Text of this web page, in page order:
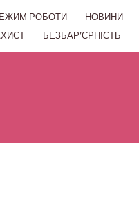
РОБОТИ НОВИНИ
БЕЗБАР’ЄРНІСТЬ